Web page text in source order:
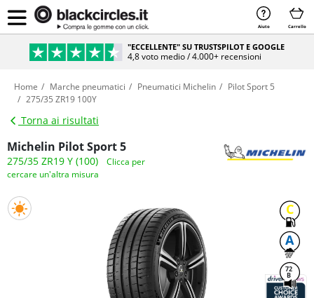
Aiuto Carrello
"ECCELLENTE" SU TRUSTSPILOT E GOOGLE
4,8 voto medio / 4.000+ recensioni
Home Marche pneumatici Pneumatici Michelin
Pilot Sport 5
275/35 ZR19 100Y
Torna ai risultati
Michelin Pilot Sport 5
275/35 ZR19 Y (100)
Clicca per
cercare un'altra misura
C
A
72
B